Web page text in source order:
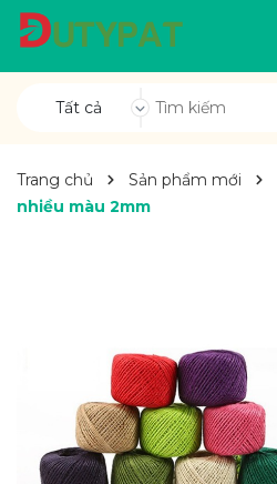
Tất cả
Trang chủ Sản phẩm mới
nhiều màu 2mm